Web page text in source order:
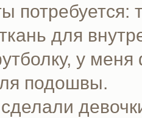
потребуется:
для
у
подошвы.